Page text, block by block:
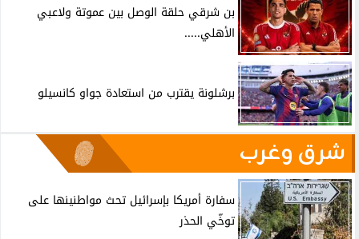
بن شرقي حلقة الوصل بين عموتة ولاعبي
الأهلي.....
برشلونة يقترب من استعادة جواو كانسيلو
شرق وغرب
سفارة أمريكا بإسرائيل تحث مواطنينها على
توخّي الحذر